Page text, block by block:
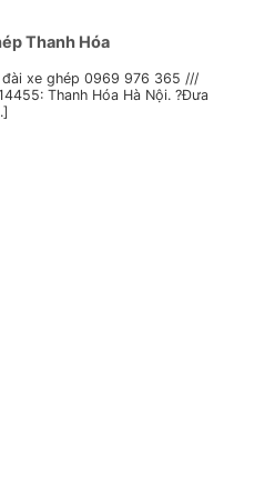
Thanh Hóa
đài xe ghép 0969 976 365 ///
Thanh Hóa Hà Nội. ?Đưa